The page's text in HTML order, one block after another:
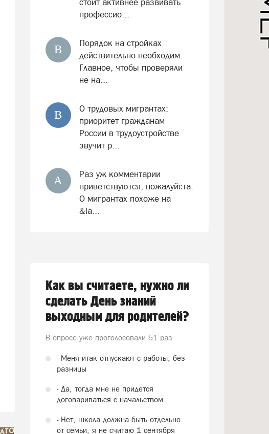
профессио...
В
Порядок на стройках
действительно необходим.
Главное, чтобы проверяли
не на...
В
О трудовых мигрантах:
приоритет гражданам
России в трудоустройстве
звучит р...
А
Раз уж комментарии
приветствуются, пожалуйста.
О мигрантах похоже на
&la...
Как вы считаете, нужно ли
сделать День знаний
выходным для родителей?
В опросе уже проголосовали 51 раз
- Меня итак отпускают с работы, без
разницы
- Да, тогда мне не придется
договариваться с начальством
- Нет, школа должна быть отдельно
от семьи, я не считаю 1 сентября